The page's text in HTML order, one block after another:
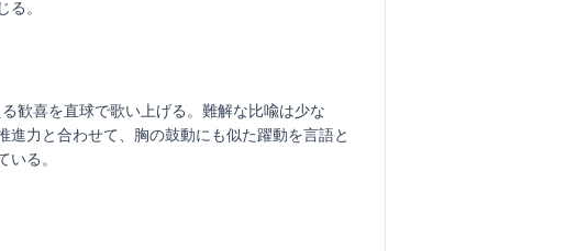
。
歓喜を直球で歌い上げる。難解な比喩は少な
力と合わせて、胸の鼓動にも似た躍動を言語と
る。